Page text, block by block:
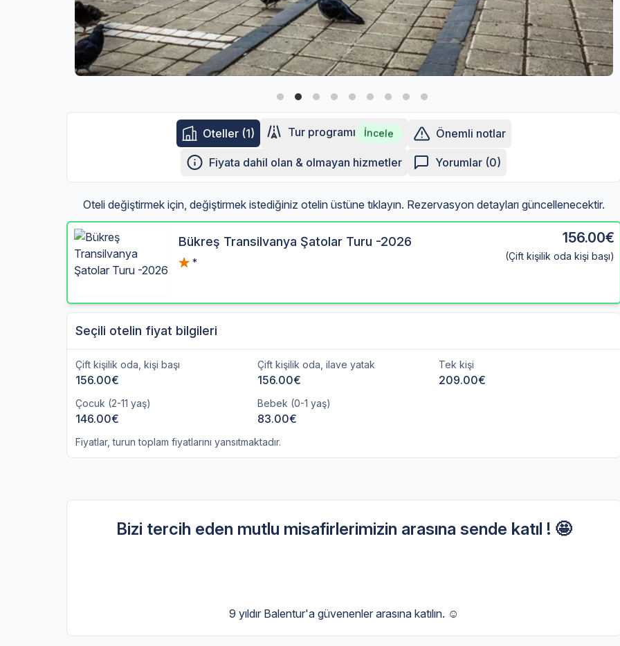
Oteller (1) Tur programı İncele Önemli notlar
Fiyata dahil olan & olmayan hizmetler Yorumlar (0)
Oteli değiştirmek için, değiştirmek istediğiniz otelin üstüne tıklayın. Rezervasyon detayları güncellenecektir.
Bükreş Transilvanya Şatolar Turu -2026
*
156.00€
(Çift kişilik oda kişi başı)
Seçili otelin fiyat bilgileri
Çift kişilik oda, kişi başı
156.00€
Çift kişilik oda, ilave yatak
156.00€
Tek kişi
209.00€
Çocuk (2-11 yaş)
146.00€
Bebek (0-1 yaş)
83.00€
Fiyatlar, turun toplam fiyatlarını yansıtmaktadır.
Bizi tercih eden mutlu misafirlerimizin arasına sende katıl ! 🤩
9 yıldır Balentur'a güvenenler arasına katılın. ☺️